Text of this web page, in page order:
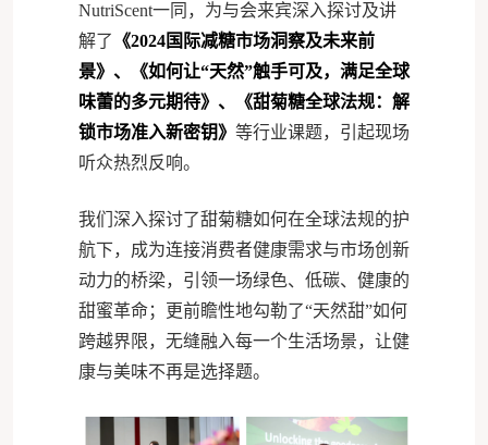
NutriScent一同，为与会来宾深入探讨及讲
解了 《2024国际减糖市场洞察及未来前
景》、《如何让“天然”触手可及，满足全球
味蕾的多元期待》、《甜菊糖全球法规：解
锁市场准入新密钥》 等行业课题，引起现场
听众热烈反响。
我们深入探讨了甜菊糖如何在全球法规的护
航下，成为连接消费者健康需求与市场创新
动力的桥梁，引领一场绿色、低碳、健康的
甜蜜革命；更前瞻性地勾勒了“天然甜”如何
跨越界限，无缝融入每一个生活场景，让健
康与美味不再是选择题。